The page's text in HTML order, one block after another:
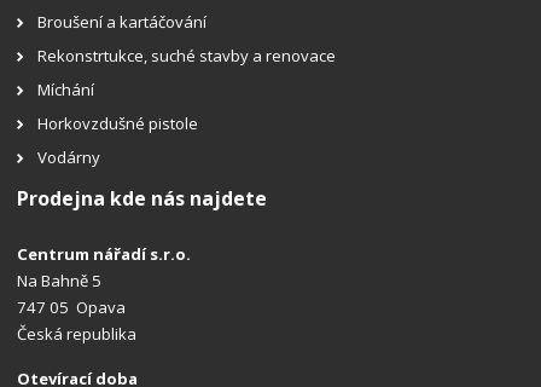
Broušení a kartáčování
Rekonstrtukce, suché stavby a renovace
Míchání
Horkovzdušné pistole
Vodárny
Prodejna kde nás najdete
Centrum nářadí s.r.o.
Na Bahně 5
747 05 Opava
Česká republika
Otevírací doba